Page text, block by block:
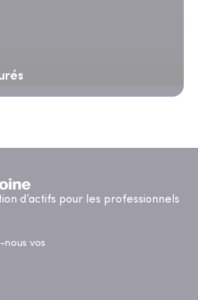
d’actifs pour les professionnels
vos